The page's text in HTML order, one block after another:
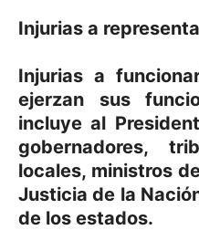
Injurias a
Injurias a
ejerzan sus
incluye al
gobernadores,
locales, ministros
Justicia de la
de los estados.